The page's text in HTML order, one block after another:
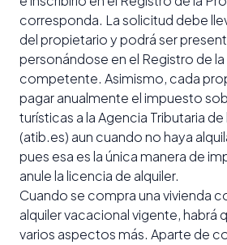
corresponda. La solicitud debe
del propietario y podrá ser
personándose en el Registro de
competente. Asimismo, cada
pagar anualmente el impuesto
turísticas a la Agencia Tributaria de
(atib.es) aun cuando no haya
pues esa es la única manera de
anule la licencia de alquiler.
Cuando se compra una vivienda
alquiler vacacional vigente, habrá
varios aspectos más. Aparte de